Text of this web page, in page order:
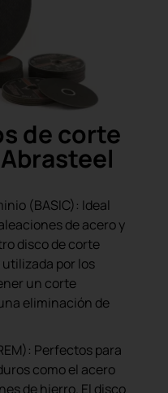
de corte
(BASIC): Ideal
de acero y
disco de corte
utilizada por los
un corte
eliminación de
Perfectos para
como el acero
de hierro. El disco